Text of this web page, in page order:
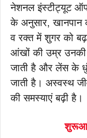
नेशनल इंस्टीट्यूट
के अनुसार,
व रक्त में शुगर को
आंखों की उम्र
जाती है और लेंस के
जाती है। अस्वस्थ
की समस्याएं बढ़ी है।